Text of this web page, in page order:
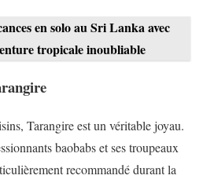
en solo au Sri Lanka avec
tropicale inoubliable
Tarangire est un véritable joyau.
baobabs et ses troupeaux
recommandé durant la